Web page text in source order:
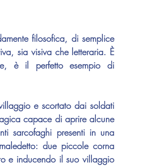
filosofica, di semplice
sia visiva che letteraria. È
è il perfetto esempio di
e scortato dai soldati
capace di aprire alcune
sarcofaghi presenti in una
due piccole corna
e inducendo il suo villaggio